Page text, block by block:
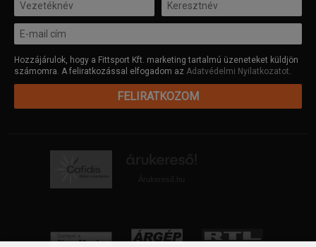
Hozzájárulok, hogy a Fittsport Kft. marketing tartalmú üzeneteket küldjön
számomra. A feliratkozással elfogadom az Adatvédelmi Nyilatkozatot.
FELIRATKOZOM